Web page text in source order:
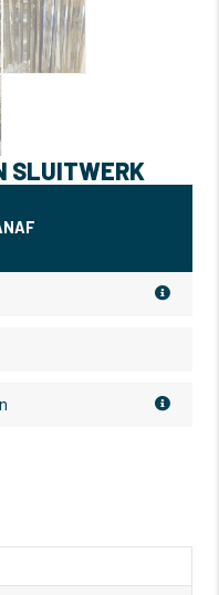
SLUITWERK